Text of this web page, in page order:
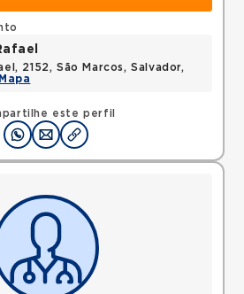
este perfil
2152, São Marcos, Salvador,
Mapa